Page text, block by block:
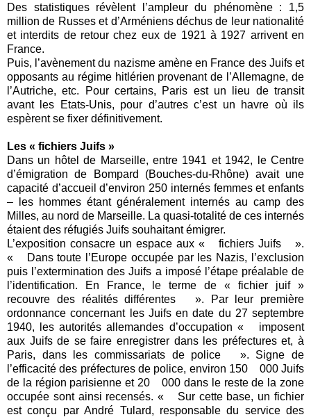
Des statistiques révèlent l’ampleur du phénomène : 1,5
million de Russes et d’Arméniens déchus de leur nationalité
et interdits de retour chez eux de 1921 à 1927 arrivent en
France.
Puis, l’avènement du nazisme amène en France des Juifs et
opposants au régime hitlérien provenant de l’Allemagne, de
l’Autriche, etc. Pour certains, Paris est un lieu de transit
avant les Etats-Unis, pour d’autres c’est un havre où ils
espèrent se fixer définitivement.
Les « fichiers Juifs »
Dans un hôtel de Marseille, entre 1941 et 1942, le Centre
d’émigration de Bompard (Bouches-du-Rhône) avait une
capacité d’accueil d’environ 250 internés femmes et enfants
– les hommes étant généralement internés au camp des
Milles, au nord de Marseille. La quasi-totalité de ces internés
étaient des réfugiés Juifs souhaitant émigrer.
L’exposition consacre un espace aux « fichiers Juifs ».
« Dans toute l’Europe occupée par les Nazis, l’exclusion
puis l’extermination des Juifs a imposé l’étape préalable de
l’identification. En France, le terme de « fichier juif »
recouvre des réalités différentes ». Par leur première
ordonnance concernant les Juifs en date du 27 septembre
1940, les autorités allemandes d’occupation « imposent
aux Juifs de se faire enregistrer dans les préfectures et, à
Paris, dans les commissariats de police ». Signe de
l’efficacité des préfectures de police, environ 150 000 Juifs
de la région parisienne et 20 000 dans le reste de la zone
occupée sont ainsi recensés. « Sur cette base, un fichier
est conçu par André Tulard, responsable du service des